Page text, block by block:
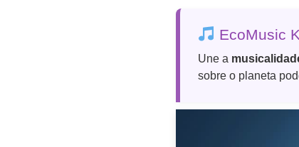
EcoMusic
Une a
sobre o planeta